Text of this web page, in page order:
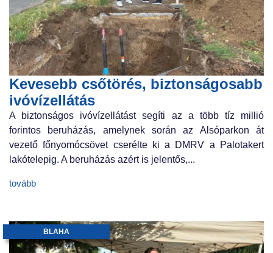
Kevesebb csőtörés, biztonságosabb
ivóvízellátás
A biztonságos ivóvízellátást segíti az a több tíz millió
forintos beruházás, amelynek során az Alsóparkon át
vezető főnyomócsövet cserélte ki a DMRV a Palotakert
lakótelepig. A beruházás azért is jelentős,...
tovább
BLAHA